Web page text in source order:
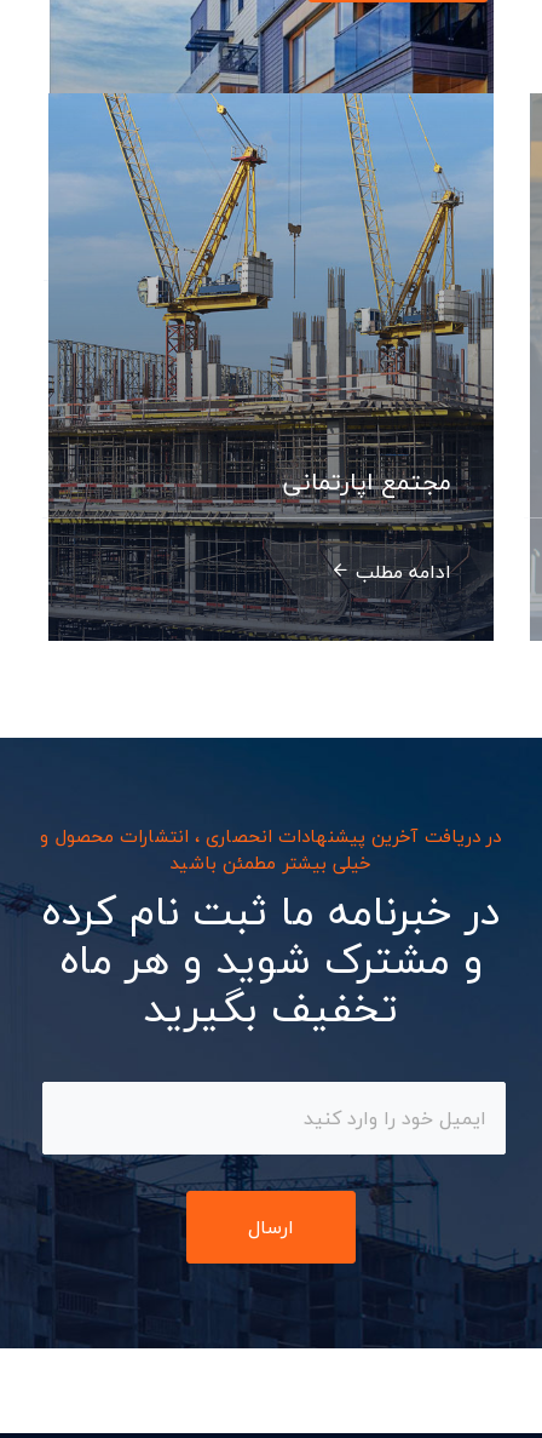
آپارتمانهای خصوصی و اجتماعی
ادامه مطلب
مجتمع اپارتمانی
ادامه مطلب
در دریافت آخرین پیشنهادات انحصاری ، انتشارات محصول و
خیلی بیشتر مطمئن باشید
در خبرنامه ما ثبت نام کرده
و مشترک شوید و هر ماه
تخفیف بگیرید
ارسال